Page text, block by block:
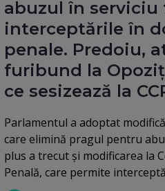
abuzul în serviciu
interceptările în
penale. Predoiu,
furibund la
ce sesizează la
Parlamentul a adoptat
care elimină pragul pentru
plus a trecut şi modificarea la
Penală, care permite